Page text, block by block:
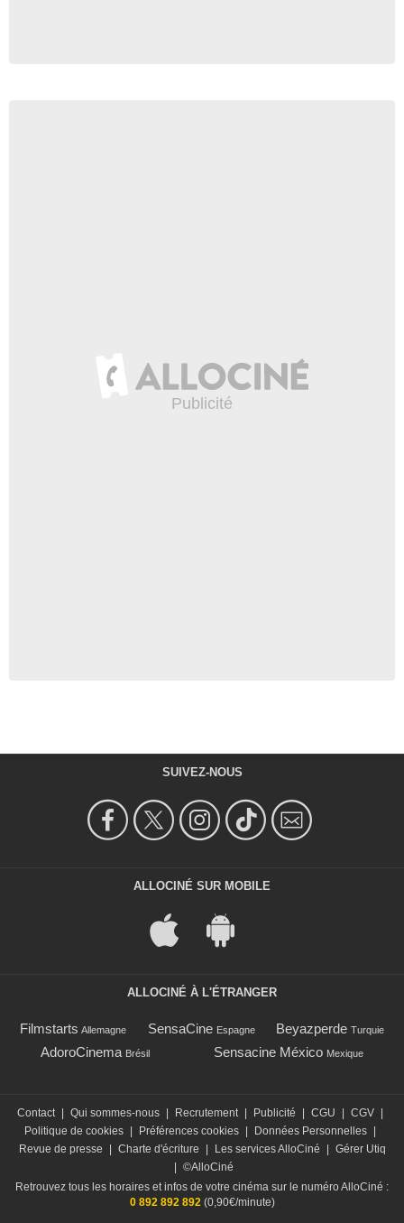
SUIVEZ-NOUS
ALLOCINÉ SUR MOBILE
ALLOCINÉ À L'ÉTRANGER
Filmstarts Allemagne SensaCine Espagne Beyazperde Turquie
AdoroCinema Brésil Sensacine México Mexique
Contact Qui sommes-nous Recrutement Publicité CGU CGV
Politique de cookies
Préférences cookies Données Personnelles
Revue de presse
Charte d'écriture Les services AlloCiné
Gérer Utiq
©AlloCiné
Retrouvez tous les horaires et infos de votre cinéma sur le numéro AlloCiné :
0 892 892 892(0,90€/minute)